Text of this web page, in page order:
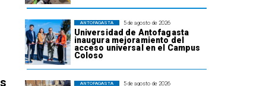
5 de agosto de 2026
Universidad de Antofagasta
inaugura mejoramiento del
acceso universal en el Campus
Coloso
ANTOFAGASTA
5 de agosto de 2026
ANTOFAGASTA